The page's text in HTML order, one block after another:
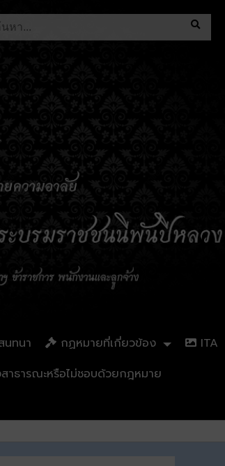
นทนา กฏหมายที่เกี่ยวข้อง
ITA
าธารณะหรือไม่ชอบด้วยกฎหมาย